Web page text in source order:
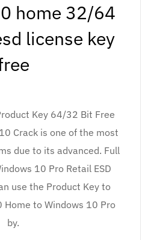
home 32/64
license key
Key 64/32 Bit Free
Crack is one of the most
due to its advanced. Full
10 Pro Retail ESD
use the Product Key to
Home to Windows 10 Pro
by.